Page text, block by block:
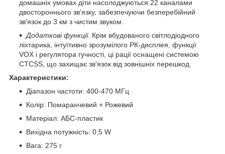
домашніх умовах діти насолоджуються 22 каналами
двостороннього зв'язку, забезпечуючи безперебійний
зв'язок до 3 км з чистим звуком.
Додаткові функції. Крім вбудованого світлодіодного
ліхтарика, інтуїтивно зрозумілого РК-дисплея, функції
VOX і регулятора гучності, ці рації оснащені системою
CTCSS, що захищає зв'язок від зовнішніх перешкод.
Характеристики:
Діапазон частоти: 400-470 МГц
Колір: Помаранчевий + Рожевий
Матеріал: АБС-пластик
Вихідна потужність: 0,5 W
Вага: 275 г